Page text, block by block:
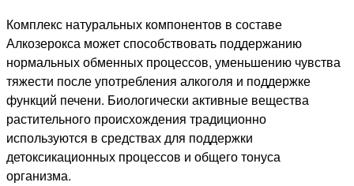
Комплекс натуральных компонентов в составе
Алкозерокса может способствовать поддержанию
нормальных обменных процессов, уменьшению чувства
тяжести после употребления алкоголя и поддержке
функций печени. Биологически активные вещества
растительного происхождения традиционно
используются в средствах для поддержки
детоксикационных процессов и общего тонуса
организма.